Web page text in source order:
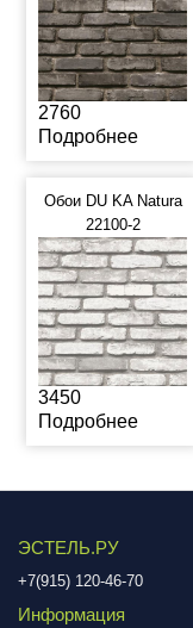
2760
Подробнее
Обои DU KA Natura
22100-2
3450
Подробнее
ЭСТЕЛЬ.РУ
+7(915) 120-46-70
Информация